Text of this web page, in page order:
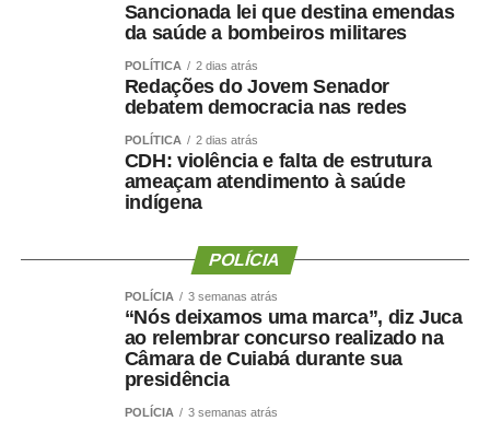
Sancionada lei que destina emendas
da saúde a bombeiros militares
POLÍTICA 2 dias atrás
Redações do Jovem Senador
debatem democracia nas redes
POLÍTICA 2 dias atrás
CDH: violência e falta de estrutura
ameaçam atendimento à saúde
indígena
POLÍCIA
POLÍCIA 3 semanas atrás
“Nós deixamos uma marca”, diz Juca
ao relembrar concurso realizado na
Câmara de Cuiabá durante sua
presidência
POLÍCIA 3 semanas atrás